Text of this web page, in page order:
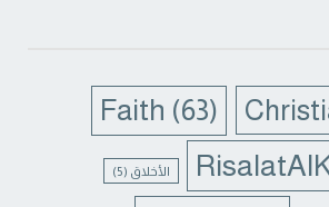
Faith (63)
الأخلاق (5)